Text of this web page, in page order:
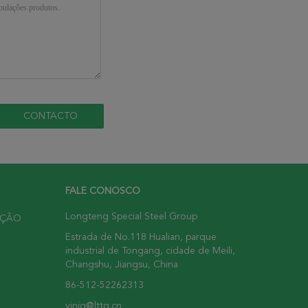
FALE CONOSCO
Longteng Special Steel Group
Estrada de No.118 Hualian, parque
industrial de Tongang, cidade de Meili,
Changshu, Jiangsu, China
86-512-52262313
yinjq@lttg.cn